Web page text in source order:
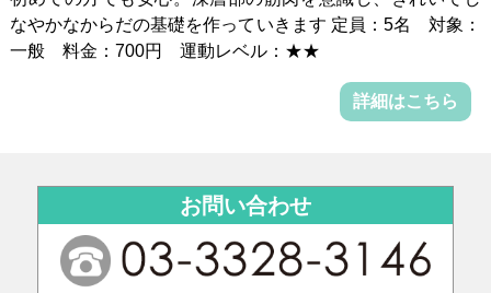
なやかなからだの基礎を作っていきます 定員：5名 対象：
一般 料金：700円 運動レベル：★★
詳細はこちら
お問い合わせ